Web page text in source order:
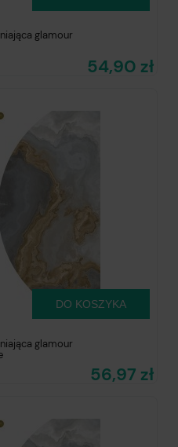
glamour
54,90 zł
glamour
56,97 zł
DO KOSZYKA